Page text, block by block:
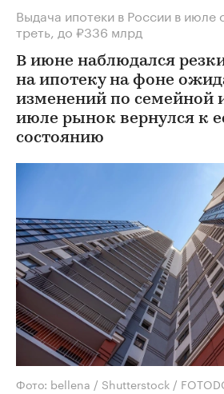
Выдача ипотеки в России в июле
треть, до ₽336 млрд
В июне наблюдался
на ипотеку на фоне
изменений по семейной
июле рынок вернулся к
состоянию
Фото: bellena / Shutterstock /